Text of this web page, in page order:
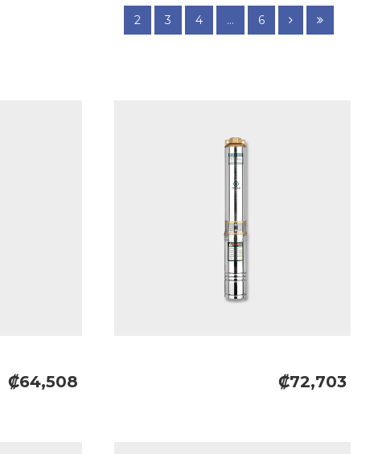
2 3 4 ... 6
₡64,508 ₡72,703